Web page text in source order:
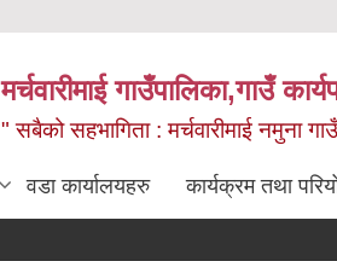
मर्चवारीमाई गाउँपालिका,गाउँ
" सबैको सहभागिता : मर्चवारीमाई नमुना
वडा कार्यालयहरु कार्यक्रम तथा